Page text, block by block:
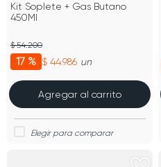
Kit Soplete + Gas Butano
450Ml
17 % $ 44.986
$ 54.200
un
Agregar al carrito